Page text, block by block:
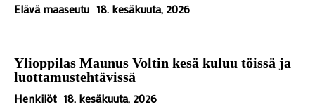
Elävä maaseutu 18. kesäkuuta, 2026
Ylioppilas Maunus Voltin kesä kuluu töissä ja
luottamustehtävissä
Henkilöt 18. kesäkuuta, 2026